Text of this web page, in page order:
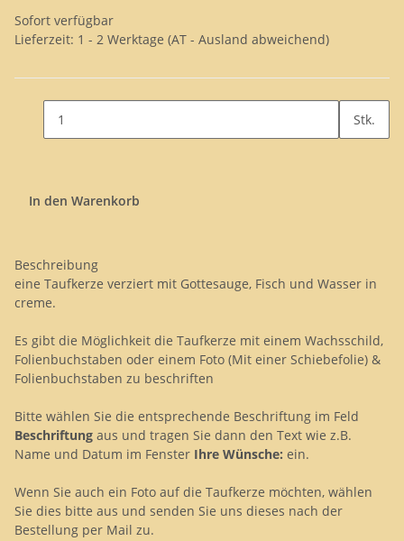
Sofort verfügbar
Lieferzeit: 1 - 2 Werktage (AT - Ausland abweichend)
Stk.
In den Warenkorb
Beschreibung
eine Taufkerze verziert mit Gottesauge, Fisch und Wasser in
creme.
Es gibt die Möglichkeit die Taufkerze mit einem Wachsschild,
Folienbuchstaben oder einem Foto (Mit einer Schiebefolie) &
Folienbuchstaben zu beschriften
Bitte wählen Sie die entsprechende Beschriftung im Feld
Beschriftung aus und tragen Sie dann den Text wie z.B.
Name und Datum im Fenster Ihre Wünsche: ein.
Wenn Sie auch ein Foto auf die Taufkerze möchten, wählen
Sie dies bitte aus und senden Sie uns dieses nach der
Bestellung per Mail zu.